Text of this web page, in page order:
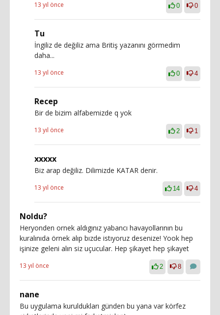
13 yıl önce 0 0
Tu
İngiliz de değiliz ama Britiş yazanını görmedim
daha...
13 yıl önce 0 4
Recep
Bir de bizim alfabemizde q yok
13 yıl önce 2 1
xxxxx
Biz arap değiliz. Dilimizde KATAR denir.
13 yıl önce 14 4
Noldu?
Heryonden ornek aldıgınız yabancı havayollarının bu
kuralınıda örnek alıp bızde istıyoruz desenize! Yook hep
işinize geleni alın siz uçucular. Hep şikayet hep şikayet
13 yıl önce 2 8
nane
Bu uygulama kuruldukları günden bu yana var körfez